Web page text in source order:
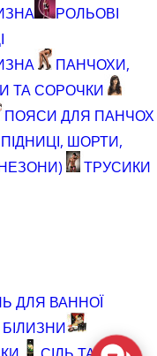
РОЛЬОВІ
ПАНЧОХИ,
ТА СОРОЧКИ
ПОЯСИ ДЛЯ ПАНЧОХ
ШОРТИ,
ТРУСИКИ
ДЛЯ ВАННОЇ